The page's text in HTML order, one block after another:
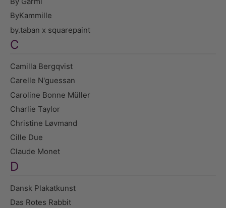
ByKammille
by.taban x squarepaint
C
Camilla Bergqvist
Carelle N'guessan
Caroline Bonne Müller
Charlie Taylor
Christine Løvmand
Cille Due
Claude Monet
D
Dansk Plakatkunst
Das Rotes Rabbit